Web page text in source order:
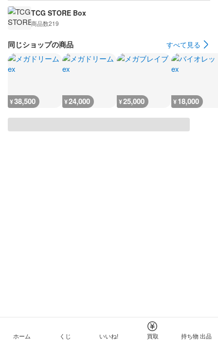
TCG STORE Box
商品数219
同じショップの商品 すべて見る
¥38,500 ¥24,000 ¥25,000 ¥18,000
ホーム くじ いいね! 買取 持ち物 出品